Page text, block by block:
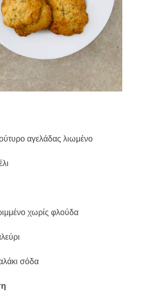
αγελάδας λιωμένο
χωρίς φλούδα
σόδα